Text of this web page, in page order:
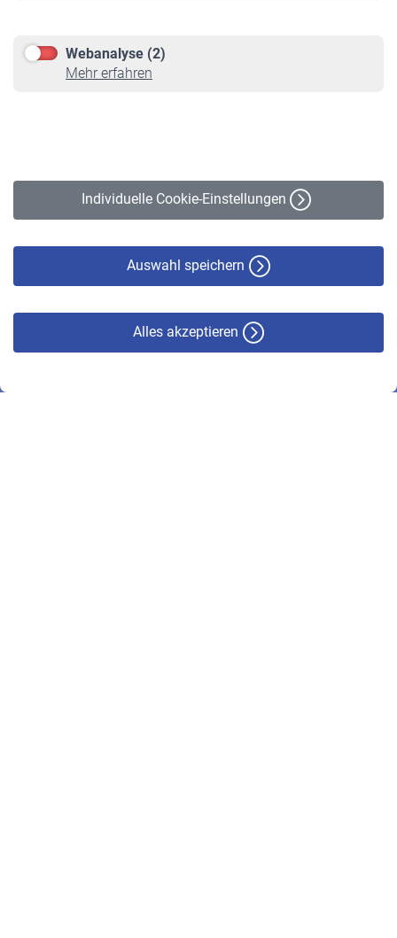
Webanalyse (2)
Mehr erfahren
Individuelle Cookie-Einstellungen
Auswahl speichern
Alles akzeptieren
Online-Rechner
VBLnewsletter
Erklärung zur Barrierefreiheit
© VBL 2026